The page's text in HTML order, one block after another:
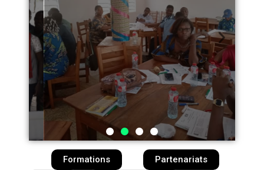
Temps libres, temps
précieux
Comment Négo-com
encourage les loisirs sains ?
Formations
Partenariats